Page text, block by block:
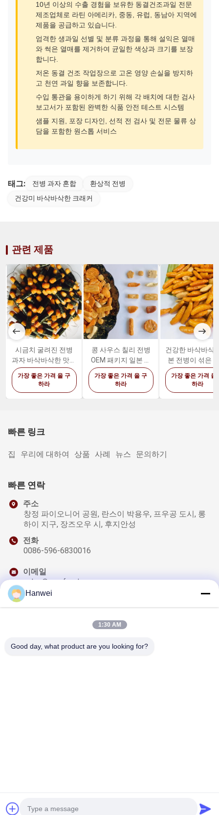
10년 이상의 수출 경험을 보유한 동결건조과일 전문
제조업체로 라틴 아메리카, 중동, 유럽, 동남아 지역에
제품을 공급하고 있습니다.
엄격한 생과일 선별 및 분류 과정을 통해 설익은 열매
와 썩은 열매를 제거하여 균일한 색상과 크기를 보장
합니다.
저온 동결 건조 작업장으로 고온 영양 손실을 방지하
고 천연 과일 향을 보존합니다.
수입 통관을 용이하게 하기 위해 각 배치에 대한 검사
보고서가 포함된 완벽한 식품 안전 테스트 시스템
샘플 지원, 포장 디자인, 선적 전 검사 및 전문 물류 상
담을 포함한 원스톱 서비스
태그: 전병 과자 혼합
환상적 전병
건강미 바삭바삭한 크래커
관련 제품
시금치 굴려진 전병
과자 바삭바삭한 맛있
는 팽화미 과자
가장 좋은 가격 을 구
하라
콩 사우스 칠리 전병
OEM 패키지 일본 비
빔밥 크래커
가장 좋은 가격 을 구
하라
건강한 바삭바삭
본 전병이 섞은
고추를 넣은 저
기와 강낭콩 스
미 전병 간식
가장 좋은 가격 을
하라
빠른 링크
집 우리에 대하여 상품 사례 뉴스 문의하기
빠른 연락
주소
창정 파이오니어 공원, 란스이 박용우, 프우공 도시, 롱
하이 지구, 장즈오우 시, 후지안성
전화
0086-596-6830016
이메일
sales@qzwfoods.com
할인 및 더 많은 혜택을 위해 뉴스레터를 구독하세요.
Hanwei
1:30 AM
Good day, what product are you looking for?